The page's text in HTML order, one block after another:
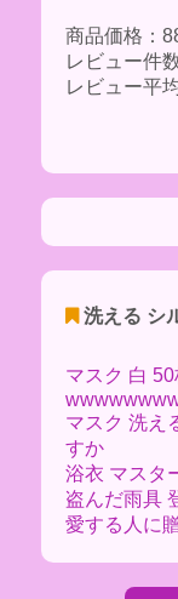
商品価格：
レビュー件
レビュー平
洗える シ
マスク 白
マスク 洗え
すか
浴衣 マスタ
盗んだ雨具
愛する人に